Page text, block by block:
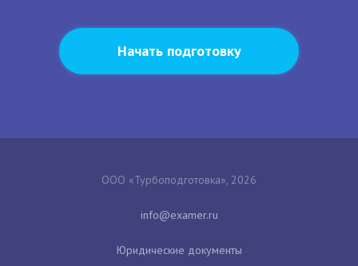
Начать подготовку
ООО «Турбоподготовка», 2026
Юридические документы